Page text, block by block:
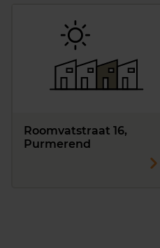
Roomvatstraat 16,
Purmerend